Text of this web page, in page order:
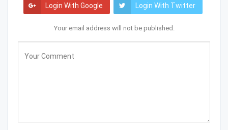
Login With Google Login With Twitter
Your email address will not be published.